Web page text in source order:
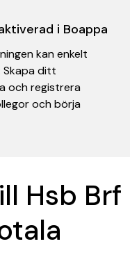
i Boappa
kan enkelt
ditt
och registrera
och börja
Hsb Brf